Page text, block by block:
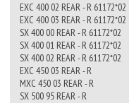
EXC 400 02 REAR - R 61172*02
EXC 400 03 REAR - R 61172*02
SX 400 00 REAR - R 61172*02
SX 400 01 REAR - R 61172*02
SX 400 02 REAR - R 61172*02
EXC 450 03 REAR - R
MXC 450 03 REAR - R
SX 500 95 REAR - R